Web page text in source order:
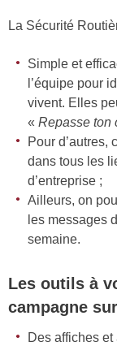
La Sécurité
Simple et
l’équipe pour
vivent. Elles
« Repasse ton
Pour d’autres,
dans tous les
d’entreprise ;
Ailleurs, on
les messages
semaine.
Les outils à
campagne
Des affiches et